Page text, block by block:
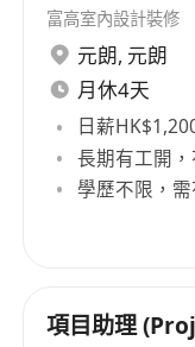
富高室內設計裝修
元朗, 元朗
月休4天
日薪
長期有工開
學歷不限，
項目助理